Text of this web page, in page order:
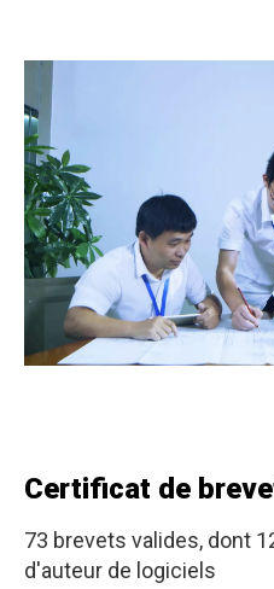
Certificat de
73 brevets valides, dont
d'auteur de logiciels